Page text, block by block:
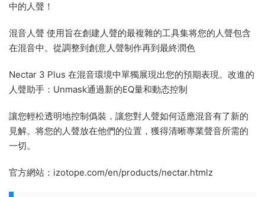
中的人聲！
混音人聲 使用旨在創建人聲的最複雜的工具集将您的人聲包含
在混音中。從調整到創意人聲制作再到最終潤色
Nectar 3 Plus 在混音環境中單獨展現出您的預期表現。改進的
人聲助手：Unmask通過新的EQ量和動态控制
讓您輕松透明地控制僞裝，讓您對人聲如何适應混音有了新的
見解。将您的人聲放在他們的位置，獲得清晰專業聲音所需的
一切。
官方網站：izotope.com/en/products/nectar.htmlz